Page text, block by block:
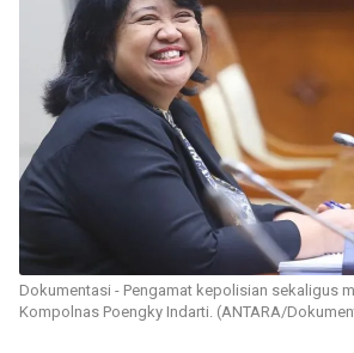
Dokumentasi - Pengamat kepolisian sekaligus
Kompolnas Poengky Indarti. (ANTARA/